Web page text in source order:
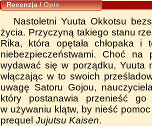
Recenzja/Opis
Nastoletni Yuuta Okkotsu
życia. Przyczyną takiego stanu
Rika, która opętała chłopaka
niebezpieczeństwami. Choć na
wydawać się w porządku, Yuuta
włączając w to swoich
uwagę Satoru Gojou,
który postanawia przenieść
w używaniu klątw, by nieść
prequel Jujutsu Kaisen.